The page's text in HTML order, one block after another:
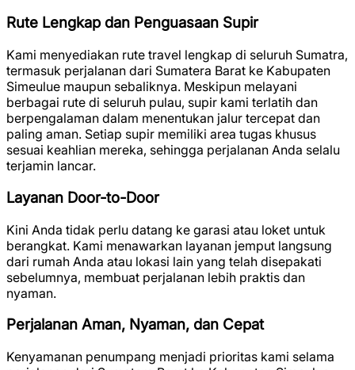
Rute Lengkap dan Penguasaan Supir
Kami menyediakan rute travel lengkap di seluruh Sumatra,
termasuk perjalanan dari Sumatera Barat ke Kabupaten
Simeulue maupun sebaliknya. Meskipun melayani
berbagai rute di seluruh pulau, supir kami terlatih dan
berpengalaman dalam menentukan jalur tercepat dan
paling aman. Setiap supir memiliki area tugas khusus
sesuai keahlian mereka, sehingga perjalanan Anda selalu
terjamin lancar.
Layanan Door-to-Door
Kini Anda tidak perlu datang ke garasi atau loket untuk
berangkat. Kami menawarkan layanan jemput langsung
dari rumah Anda atau lokasi lain yang telah disepakati
sebelumnya, membuat perjalanan lebih praktis dan
nyaman.
Perjalanan Aman, Nyaman, dan Cepat
Kenyamanan penumpang menjadi prioritas kami selama